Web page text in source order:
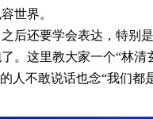
世界。
后还要学会表达，特别
。这里教大家一个“林清
人不敢说话也念“我们